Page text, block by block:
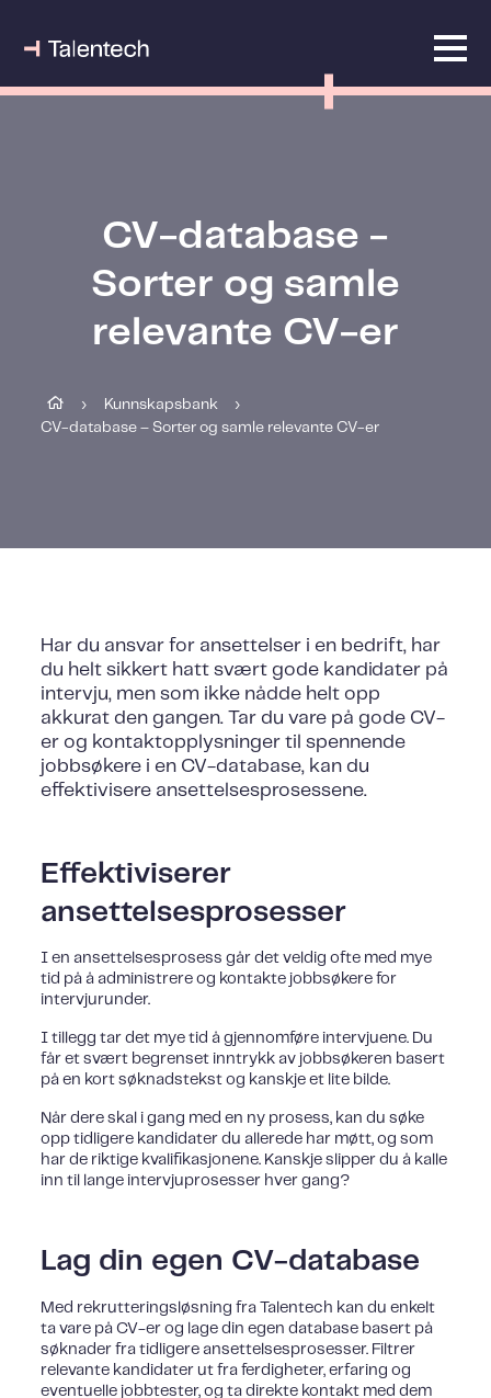
CV-database -
Sorter og samle
relevante CV-er
› Kunnskapsbank ›
CV-database – Sorter og samle relevante CV-er
Har du ansvar for ansettelser i en bedrift, har
du helt sikkert hatt svært gode kandidater på
intervju, men som ikke nådde helt opp
akkurat den gangen. Tar du vare på gode CV-
er og kontaktopplysninger til spennende
jobbsøkere i en CV-database, kan du
effektivisere ansettelsesprosessene.
Effektiviserer
ansettelsesprosesser
I en ansettelsesprosess går det veldig ofte med mye
tid på å administrere og kontakte jobbsøkere for
intervjurunder.
I tillegg tar det mye tid å gjennomføre intervjuene. Du
får et svært begrenset inntrykk av jobbsøkeren basert
på en kort søknadstekst og kanskje et lite bilde.
Når dere skal i gang med en ny prosess, kan du søke
opp tidligere kandidater du allerede har møtt, og som
har de riktige kvalifikasjonene. Kanskje slipper du å kalle
inn til lange intervjuprosesser hver gang?
Lag din egen CV-database
Med rekrutteringsløsning fra Talentech kan du enkelt
ta vare på CV-er og lage din egen database basert på
søknader fra tidligere ansettelsesprosesser. Filtrer
relevante kandidater ut fra ferdigheter, erfaring og
eventuelle jobbtester, og ta direkte kontakt med dem